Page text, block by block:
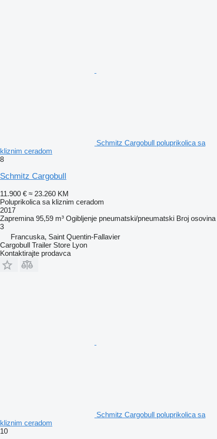
Schmitz Cargobull poluprikolica sa
kliznim ceradom
8
Schmitz Cargobull
11.900 € ≈ 23.260 KM
Poluprikolica sa kliznim ceradom
2017
Zapremina 95,59 m³ Ogibljenje pneumatski/pneumatski Broj osovina
3
Francuska, Saint Quentin-Fallavier
Cargobull Trailer Store Lyon
Kontaktirajte prodavca
Schmitz Cargobull poluprikolica sa
kliznim ceradom
10